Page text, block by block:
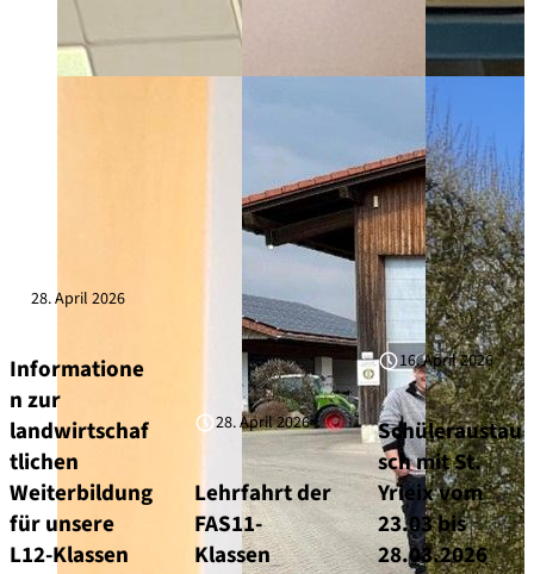
28. April 2026
Informatione
n zur
landwirtschaf
tlichen
Weiterbildung
für unsere
L12-Klassen
28. April 2026
Lehrfahrt der
FAS11-
Klassen
16. April 2026
Schüleraustau
sch mit St.
Yrieix vom
23.03 bis
28.03.2026